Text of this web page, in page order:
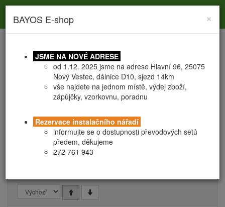
navigation
HOBBY vruty fixní
HOBBY vruty fixní
Pro všechny vaše hobby projekty na zahradě, zejména kotvení
svislé - ploty, pergoly, dětská hřiště, přístřešky...
×
BAYOS E-shop
JSME NA NOVÉ ADRESE
od 1.12. 2025 jsme na adrese Hlavní 96, 25075
Nový Vestec, dálnice D10, sjezd 14km
vše najdete na jednom místě, výdej zboží,
zápůjčky, vzorkovnu, poradnu
Rezervace instalačního nářadí
informujte se o dostupnosti převodových setů
předem, děkujeme
272 761 943